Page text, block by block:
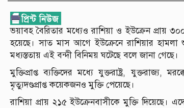
ভয়াবহ বৈরিতার মধ্যেও রাশিয়া ও ইউক্রেন প্রায়
হয়েছে। সাত মাস আগে ইউক্রেনে রাশিয়ার
মধ্যস্ততায় এই বন্দী বিনিময় ঘটেছে বলে জানা গেছে।
মুক্তিপ্রাপ্ত ব্যক্তিদের মধ্যে যুক্তরাষ্ট্র,
মৃত্যুদণ্ডপ্রাপ্ত কয়েকজনও মুক্তি পেয়েছে।
রাশিয়া প্রায় ২১৫ ইউক্রেনবাসীকে মুক্তি দিয়েছে।